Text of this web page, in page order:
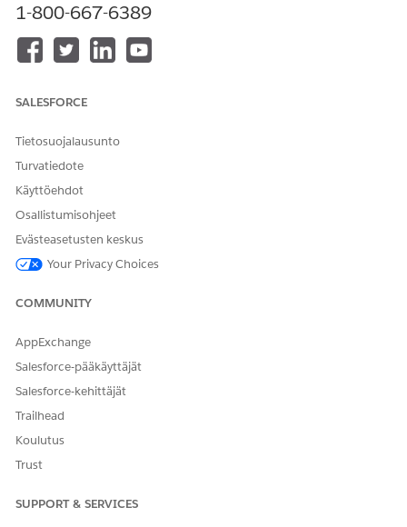
incoming messages, manage keywords, and many other
MobilePush
create and send notifications that encourage use of your
Anna palautetta, jotta voimme kehittyä!
1-800-667-6389
SALESFORCE
Tietosuojalausunto
Turvatiedote
Käyttöehdot
Osallistumisohjeet
Evästeasetusten keskus
Your Privacy Choices
COMMUNITY
AppExchange
Salesforce-pääkäyttäjät
Salesforce-kehittäjät
Trailhead
Koulutus
Trust
SUPPORT & SERVICES